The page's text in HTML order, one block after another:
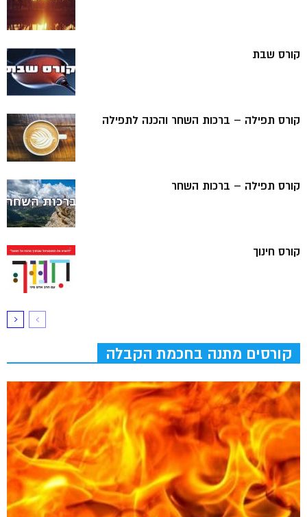
קורס שבת
קורס תפילה – ברכות השחר והכנה לתפילה
קורס תפילה – ברכות השחר
קורס חינוך
קורסים מתנה בחכמת הקבלה